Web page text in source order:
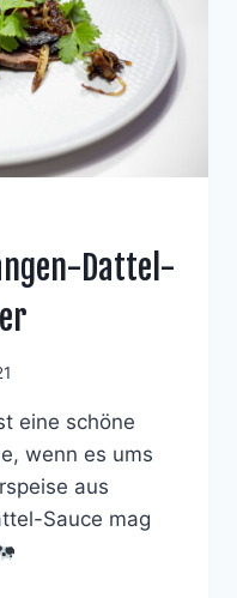
Dattel-
eine schöne
wenn es ums
aus
Sauce mag